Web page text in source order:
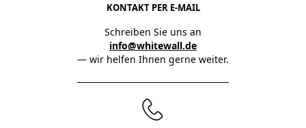
KONTAKT PER E-MAIL
Schreiben Sie uns an
info@whitewall.de
— wir helfen Ihnen gerne weiter.